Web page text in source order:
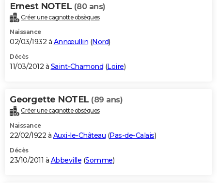
Ernest NOTEL (80 ans)
Créer une cagnotte obsèques
Naissance
02/03/1932 à Annœullin (Nord)
Décès
11/03/2012 à Saint-Chamond (Loire)
Georgette NOTEL (89 ans)
Créer une cagnotte obsèques
Naissance
22/02/1922 à Auxi-le-Château (Pas-de-Calais)
Décès
23/10/2011 à Abbeville (Somme)